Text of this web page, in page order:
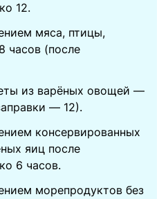
12.
мяса, птицы,
часов (после
из варёных овощей —
— 12).
консервированных
яиц после
6 часов.
морепродуктов без